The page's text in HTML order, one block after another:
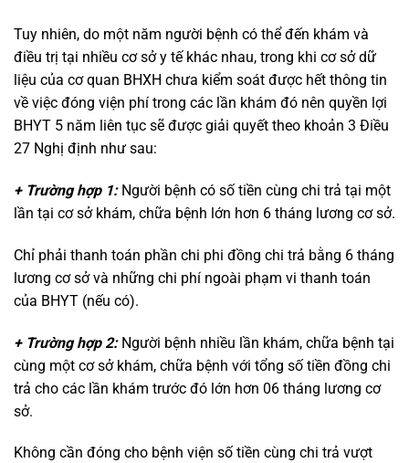
Tuy nhiên, do một năm người bệnh có thể đến khám và
điều trị tại nhiều cơ sở y tế khác nhau, trong khi cơ sở dữ
liệu của cơ quan BHXH chưa kiểm soát được hết thông tin
về việc đóng viện phí trong các lần khám đó nên quyền lợi
BHYT 5 năm liên tục sẽ được giải quyết theo khoản 3 Điều
27 Nghị định như sau:
+ Trường hợp 1:Người bệnh có số tiền cùng chi trả tại một
lần tại cơ sở khám, chữa bệnh lớn hơn 6 tháng lương cơ sở.
Chỉ phải thanh toán phần chi phi đồng chi trả bằng 6 tháng
lương cơ sở và những chi phí ngoài phạm vi thanh toán
của BHYT (nếu có).
+ Trường hợp 2:Người bệnh nhiều lần khám, chữa bệnh tại
cùng một cơ sở khám, chữa bệnh với tổng số tiền đồng chi
trả cho các lần khám trước đó lớn hơn 06 tháng lương cơ
sở.
Không cần đóng cho bệnh viện số tiền cùng chi trả vượt